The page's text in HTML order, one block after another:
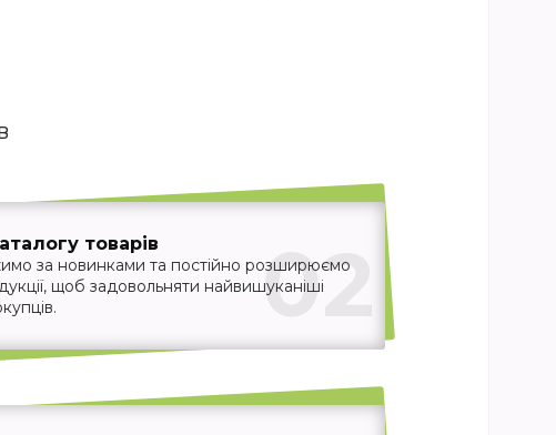
02
товарів
за новинками та постійно розширюємо
щоб задовольняти найвишуканіші